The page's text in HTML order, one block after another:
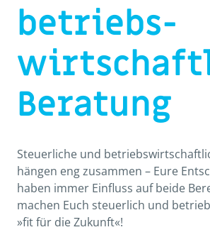
betriebs­
Beratung
Steuerliche und
hängen eng zusammen – Eure
haben immer Einfluss auf beide
machen Euch steuerlich und
»fit für die Zukunft«!